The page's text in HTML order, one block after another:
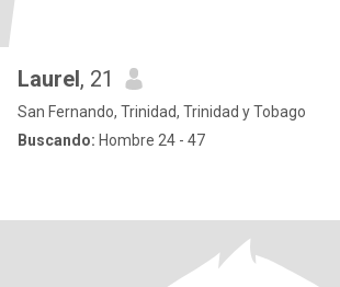
Laurel, 21
San Fernando, Trinidad, Trinidad y Tobago
Buscando: Hombre 24 - 47